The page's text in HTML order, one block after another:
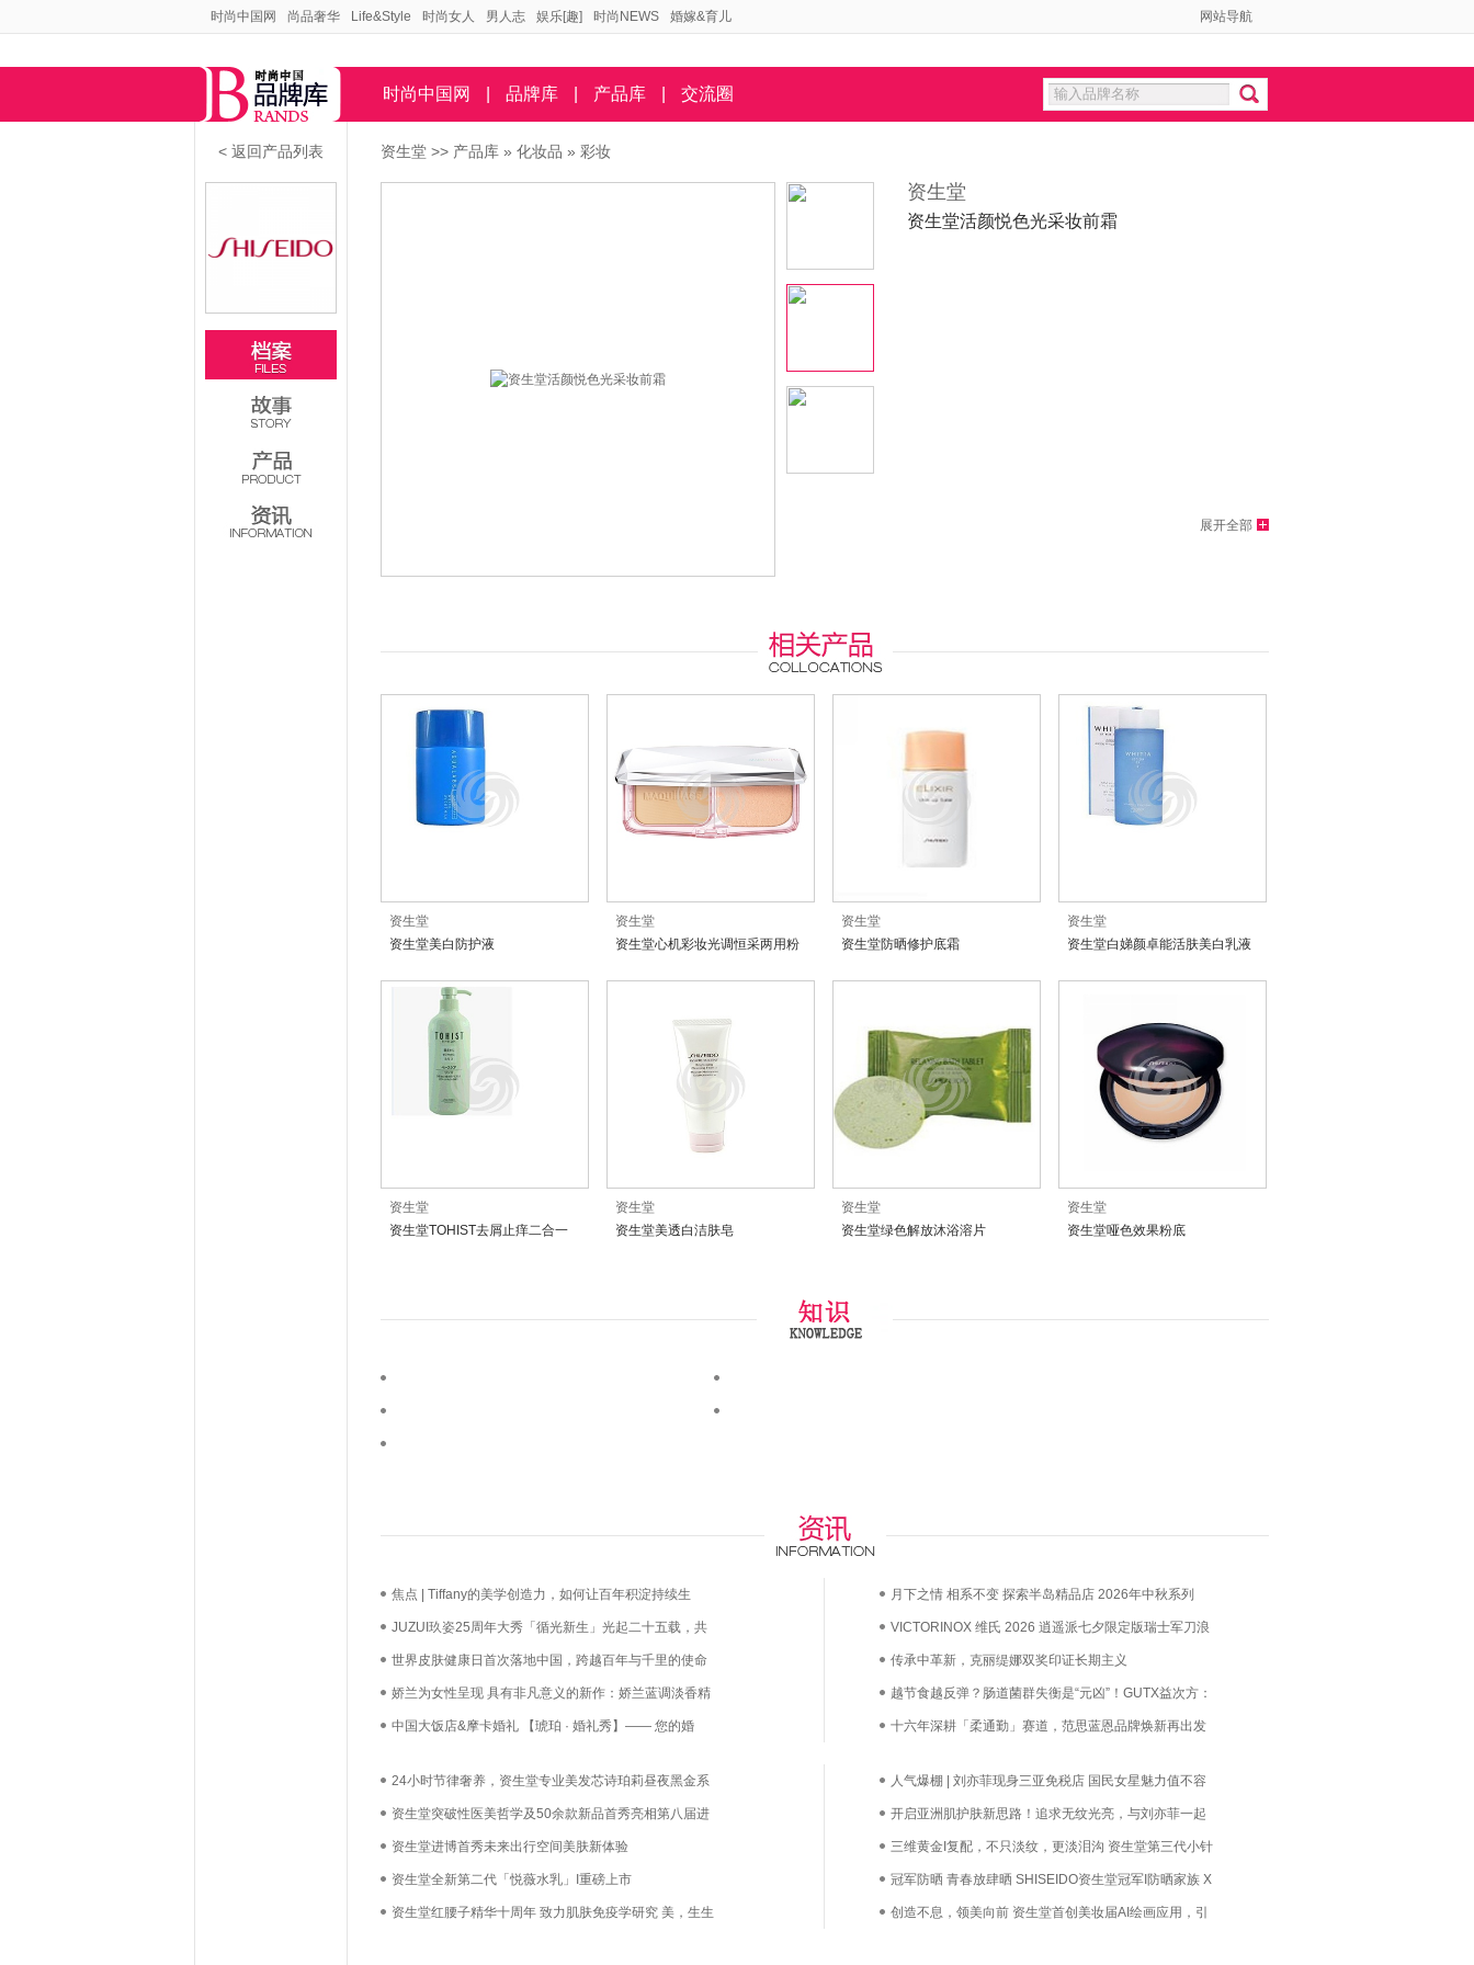
时尚中国网 尚品奢华 Life&Style 时尚女人 男人志 娱乐[趣] 时尚NEWS 婚嫁&育儿 网站导航
时尚中国网 品牌库 产品库 交流圈
< 返回产品列表 资生堂 >> 产品库 » 化妆品 » 彩妆
资生堂
资生堂活颜悦色光采妆前霜
展开全部
资生堂
资生堂美白防护液
资生堂
资生堂心机彩妆光调恒采两用粉
资生堂
资生堂防晒修护底霜
资生堂
资生堂白娣颜卓能活肤美白乳液
资生堂
资生堂TOHIST去屑止痒二合一
资生堂
资生堂美透白洁肤皂
资生堂
资生堂绿色解放沐浴溶片
资生堂
资生堂哑色效果粉底
焦点 | Tiffany的美学创造力，如何让百年积淀持续生
长？
JUZUI玖姿25周年大秀「循光新生」光起二十五载，共
启新生优雅
世界皮肤健康日首次落地中国，跨越百年与千里的使命
必达
娇兰为女性呈现 具有非凡意义的新作：娇兰蓝调淡香精
中国大饭店&摩卡婚礼 【琥珀 · 婚礼秀】—— 您的婚
月下之情 相系不变 探索半岛精品店 2026年中秋系列
VICTORINOX 维氏 2026 逍遥派七夕限定版瑞士军刀浪
漫上市——凝萃瑞士匠心，赴约月书赤绳
传承中革新，克丽缇娜双奖印证长期主义
越节食越反弹？肠道菌群失衡是“元凶”！GUTX益次方：
鲜活益生菌直达肠道，养出你的“易瘦体质”
十六年深耕「柔通勤」赛道，范思蓝恩品牌焕新再出发
24小时节律奢养，资生堂专业美发芯诗珀莉昼夜黑金系
列耀目上市
资生堂突破性医美哲学及50余款新品首秀亮相第八届进
博会
资生堂进博首秀未来出行空间美肤新体验
资生堂全新第二代「悦薇水乳」I重磅上市
资生堂红腰子精华十周年 致力肌肤免疫学研究 美，生生
人气爆棚 | 刘亦菲现身三亚免税店 国民女星魅力值不容
小觑
开启亚洲肌护肤新思路！追求无纹光亮，与刘亦菲一起
见证资生堂第三代｢小针管｣眼霜耀眸时刻
三维黄金I复配，不只淡纹，更淡泪沟 资生堂第三代小针
管眼霜全新升级
冠军防晒 青春放肆晒 SHISEIDO资生堂冠军I防晒家族 X
QQ家族 青春来袭
创造不息，领美向前 资生堂首创美妆届AI绘画应用，引